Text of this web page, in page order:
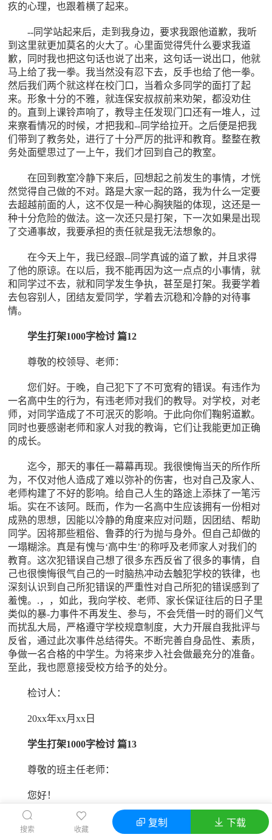
疚的心理，也跟着横了起来。
--同学站起来后，走到我身边，要求我跟他道歉，我听
到这里就更加莫名的火大了。心里面觉得凭什么要求我道
歉，同时我也把这句话也说了出来，这句话一说出口，他就
马上给了我一拳。我当然没有忍下去，反手也给了他一拳。
然后我们两个就这样在校门口，当着众多同学的面打了起
来。形象十分的不雅，就连保安叔叔前来劝架，都没劝住
的。直到上课铃声响了，教导主任发现门口还有一堆人，过
来察看情况的时候，才把我和--同学给拉开。之后便是把我
们带到了教务处，进行了十分严厉的批评和教育。整整在教
务处面壁思过了一上午，我们才回到自己的教室。
在回到教室冷静下来后，回想起之前发生的事情，才恍
然觉得自己做的不对。路是大家一起的路，我为什么一定要
去超越前面的人，这不仅是一种心胸狭隘的体现，这还是一
种十分危险的做法。这一次还只是打架，下一次如果是出现
了交通事故，我要承担的责任就是我无法想象的。
在今天上午，我已经跟--同学真诚的道了歉，并且求得
了他的原谅。在以后，我不能再因为这一点点的小事情，就
和同学过不去，就和同学发生争执，甚至是打架。我要学着
去包容别人，团结友爱同学，学着去沉稳和冷静的对待事
情。
学生打架1000字检讨 篇12
尊敬的校领导、老师：
您们好。于晚，自己犯下了不可宽宥的错误。有违作为
一名高中生的行为，有违老师对我们的教导。对学校，对老
师，对同学造成了不可泯灭的影响。于此向你们鞠躬道歉。
同时也要感谢老师和家人对我的教诲，它们让我能更加正确
的成长。
迄今，那天的事任一幕幕再现。我很懊悔当天的所作所
为，不仅对他人造成了难以弥补的伤害，也对自己及家人、
老师构建了不好的影响。给自己人生的路途上添抹了一笔污
垢。实在不该阿。既而，作为一名高中生应该拥有一份相对
成熟的思想，因能以冷静的角度来应对问题，因团结、帮助
同学。因将那些粗俗、鲁莽的行为抛与身外。但自己却做的
一塌糊涂。真是有愧与‘高中生’的称呼及老师家人对我们的
教育。这次犯错误自己想了很多东西反省了很多的事情，自
己也很懊悔很气自己的一时脑热冲动去触犯学校的铁律，也
深刻认识到自己所犯错误的严重性对自己所犯的错误感到了
羞愧。.，，如此，我向学校、老师、家长保证往后的日子里
类似的暴-力事件不再发生、参与，不会凭借一时的哥们义气
而扰乱大局，严格遵守学校规章制度，大力开展自我批评与
反省，通过此次事件总结得失。不断完善自身品性、素质，
争做一名合格的中学生。为将来步入社会做最充分的准备。
至此，我也愿意接受校方给予的处分。
检讨人：
20xx年xx月xx日
学生打架1000字检讨 篇13
尊敬的班主任老师：
您好！
我是，我对于自己今天的行为深深地感到自责，因为自
己在学校打架了，打架的行为是非常恶劣的，当然，这样的
搜索 收藏
复制 下载